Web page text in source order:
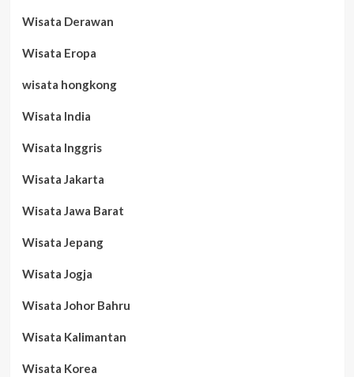
Wisata Derawan
Wisata Eropa
wisata hongkong
Wisata India
Wisata Inggris
Wisata Jakarta
Wisata Jawa Barat
Wisata Jepang
Wisata Jogja
Wisata Johor Bahru
Wisata Kalimantan
Wisata Korea